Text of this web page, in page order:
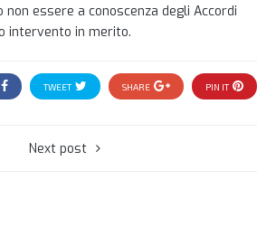
essere a conoscenza degli Accordi
intervento in merito.
TWEET SHARE PIN IT
Next post